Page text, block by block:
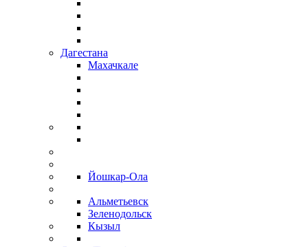
Дагестана
Махачкале
Йошкар-Ола
Альметьевск
Зеленодольск
Кызыл